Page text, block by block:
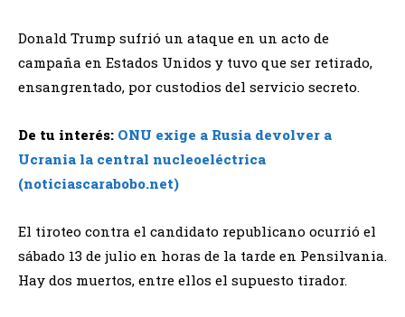
Donald Trump sufrió un ataque en un acto de
campaña en Estados Unidos y tuvo que ser retirado,
ensangrentado, por custodios del servicio secreto.
De tu interés: ONU exige a Rusia devolver a
Ucrania la central nucleoeléctrica
(noticiascarabobo.net)
El tiroteo contra el candidato republicano ocurrió el
sábado 13 de julio en horas de la tarde en Pensilvania.
Hay dos muertos, entre ellos el supuesto tirador.